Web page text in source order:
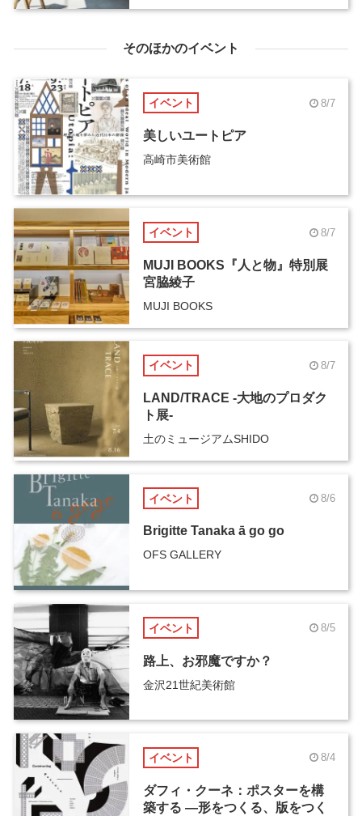
そのほかのイベント
イベント 8/7
美しいユートピア
高崎市美術館
イベント 8/7
MUJI BOOKS『人と物』特別展
宮脇綾子
MUJI BOOKS
イベント 8/7
LAND/TRACE -大地のプロダク
ト展-
土のミュージアムSHIDO
イベント 8/6
Brigitte Tanaka ā go go
OFS GALLERY
イベント 8/5
路上、お邪魔ですか？
金沢21世紀美術館
イベント 8/4
ダフィ・クーネ：ポスターを構
築する ―形をつくる、版をつく